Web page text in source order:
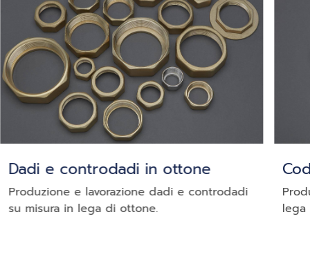
Dadi e controdadi in ottone
Produzione e lavorazione dadi e controdadi
su misura in lega di ottone.